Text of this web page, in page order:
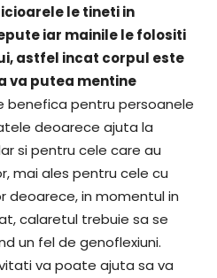
le tineti in
iar mainile le folositi
astfel incat corpul este
va putea mentine
benefica pentru persoanele
deoarece ajuta la
si pentru cele care au
mai ales pentru cele cu
deoarece, in momentul in
calaretul trebuie sa se
un fel de genoflexiuni.
va poate ajuta sa va